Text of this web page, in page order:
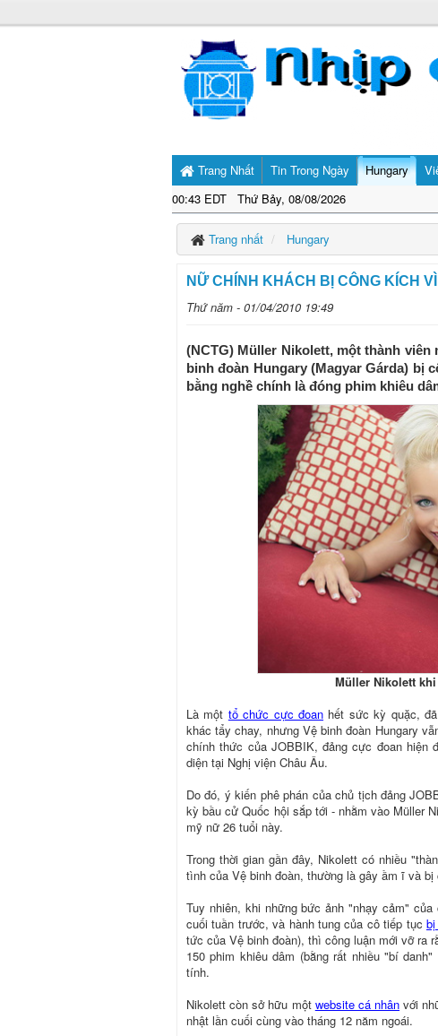
Trang Nhất
00:43 EDT Thứ Bảy, 08/08/2026
Tin Trong Ngày Hungary
Trang nhất Hungary
NỮ CHÍNH KHÁCH BỊ CÔNG KÍCH
Thứ năm - 01/04/2010 19:49
(NCTG) Müller Nikolett, một thành
binh đoàn Hungary (Magyar Gárda) bị
bằng nghề chính là đóng phim khiêu
Müller Nikolett
Là một tổ chức cực đoan hết sức kỳ quặc,
khác tẩy chay, nhưng Vệ binh đoàn Hungary
chính thức của JOBBIK, đảng cực đoan hiện
diện tại Nghị viện Châu Âu.
Do đó, ý kiến phê phán của chủ tịch đảng
kỳ bầu cử Quốc hội sắp tới - nhằm vào Müller
mỹ nữ 26 tuổi này.
Trong thời gian gần đây, Nikolett có nhiều
tình của Vệ binh đoàn, thường là gây ầm ĩ và
Tuy nhiên, khi những bức ảnh "nhạy cảm"
cuối tuần trước, và hành tung của cô tiếp tục
tức của Vệ binh đoàn), thì công luận mới vỡ ra
150 phim khiêu dâm (bằng rất nhiều "bí
tính.
Nikolett còn sở hữu một website cá nhân với
nhật lần cuối cùng vào tháng 12 năm ngoái.